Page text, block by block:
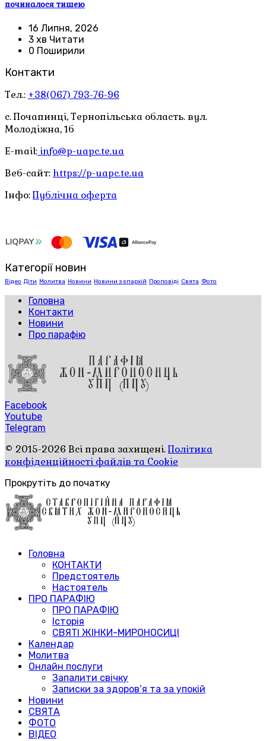
починалося тишею
16 Липня, 2026
3 хв Читати
0 Поширили
Контакти
Тел.: +38(067) 793-76-96
с. Почапинці, Тернопільська область. вул.
Молодіжна, 1б
E-mail: info@p-uapc.te.ua
Веб-сайт: https://p-uapc.te.ua
Інфо:Публічна оферта
Категорії новин
Відео Діти Молитва Новини Новини з єпархій Проповіді Свята Фото
Головна
Контакти
Новини
Про парафію
Facebook
Youtube
Telegram
© 2015-2026 Всі права захищені.Політика
конфіденційності файлів та Cookie
Прокрутіть до початку
Головна
КОНТАКТИ
Предстоятель
Настоятель
ПРО ПАРАФІЮ
ПРО ПАРАФІЮ
Історія
СВЯТІ ЖІНКИ-МИРОНОСИЦІ
Календар
Молитва
Онлайн послуги
Запалити свічку
Записки за здоров’я та за упокій
Новини
СВЯТА
ФОТО
ВІДЕО